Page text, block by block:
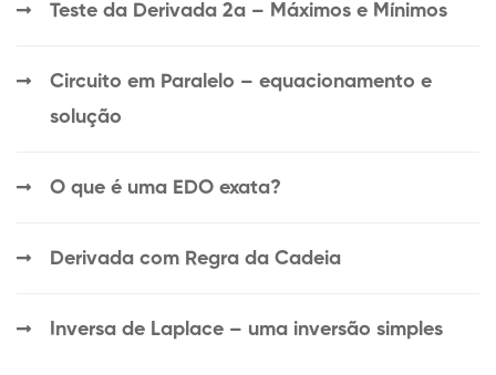
Teste da Derivada 2a – Máximos e Mínimos
Circuito em Paralelo – equacionamento e
solução
O que é uma EDO exata?
Derivada com Regra da Cadeia
Inversa de Laplace – uma inversão simples